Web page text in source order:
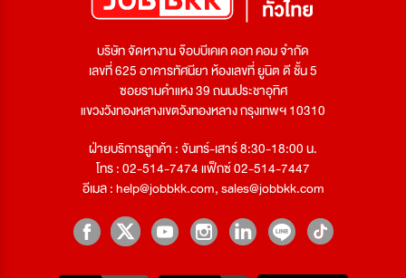
บริษัท จัดหางาน จ๊อบบีเคเค ดอท คอม จำกัด
เลขที่ 625 อาคารทัศนียา ห้องเลขที่ ยูนิต ดี ชั้น 5
ซอยรามคำแหง 39 ถนนประชาอุทิศ
แขวงวังทองหลางเขตวังทองหลาง กรุงเทพฯ 10310
ฝ่ายบริการลูกค้า : จันทร์-เสาร์ 8:30-18:00 น.
โทร : 02-514-7474 แฟ็กซ์ 02-514-7447
อีเมล :help@jobbkk.com,sales@jobbkk.com